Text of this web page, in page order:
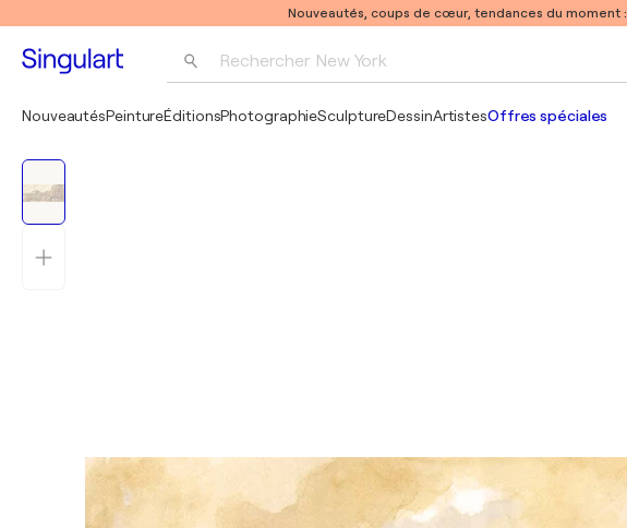
Nouveautés, coups de cœur, tendances du moment :
Rechercher New York
NouveautésPeintureÉditionsPhotographieSculptureDessinArtistesOffres spéciales